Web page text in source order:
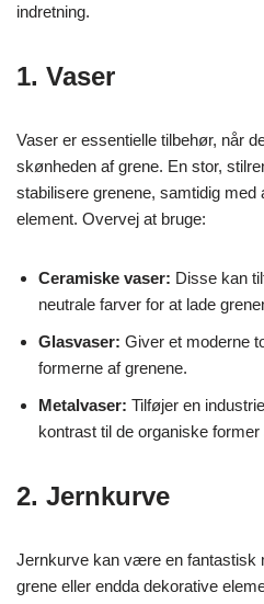
indretning.
1. Vaser
Vaser er essentielle tilbehør, når
skønheden af grene. En stor,
stabilisere grenene, samtidig med
element. Overvej at bruge:
Ceramiske vaser: Disse kan
neutrale farver for at lade
Glasvaser: Giver et moderne
formerne af grenene.
Metalvaser: Tilføjer en
kontrast til de organiske former
2. Jernkurve
Jernkurve kan være en fantastisk
grene eller endda dekorative